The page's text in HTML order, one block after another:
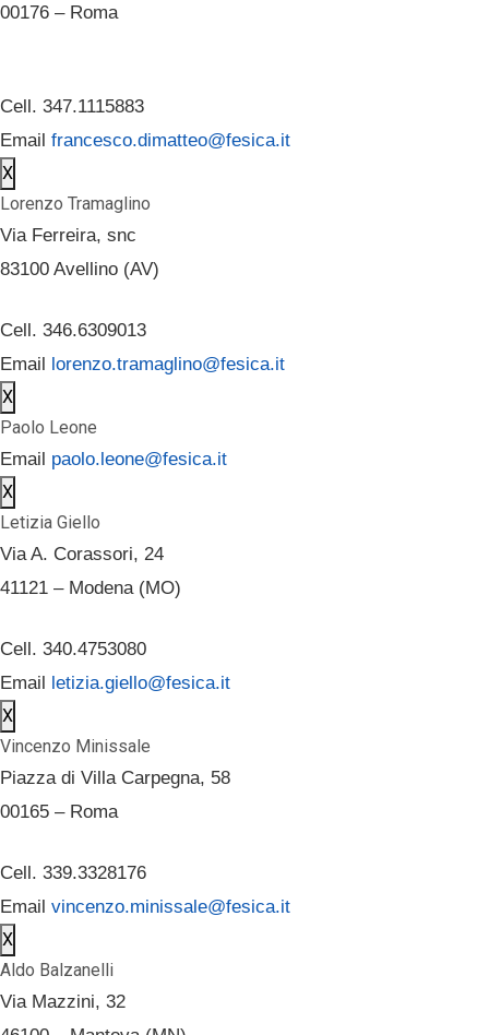
00176 – Roma
Cell. 347.1115883
Email francesco.dimatteo@fesica.it
X
Lorenzo Tramaglino
Via Ferreira, snc
83100 Avellino (AV)
Cell. 346.6309013
Email lorenzo.tramaglino@fesica.it
X
Paolo Leone
Email paolo.leone@fesica.it
X
Letizia Giello
Via A. Corassori, 24
41121 – Modena (MO)
Cell. 340.4753080
Email letizia.giello@fesica.it
X
Vincenzo Minissale
Piazza di Villa Carpegna, 58
00165 – Roma
Cell. 339.3328176
Email vincenzo.minissale@fesica.it
X
Aldo Balzanelli
Via Mazzini, 32